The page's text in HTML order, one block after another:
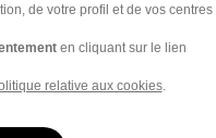
de votre profil et de vos centres
en cliquant sur le lien
relative aux cookies.